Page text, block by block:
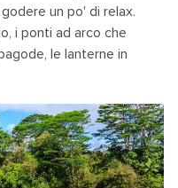
un po' di relax.
i ponti ad arco che
le lanterne in